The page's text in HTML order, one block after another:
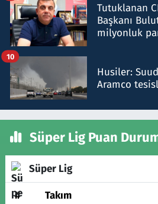
Tutuklanan
Başkanı
milyonluk
Husiler:
Aramco
10
Süper Lig Puan
Süper Lig
# Takım